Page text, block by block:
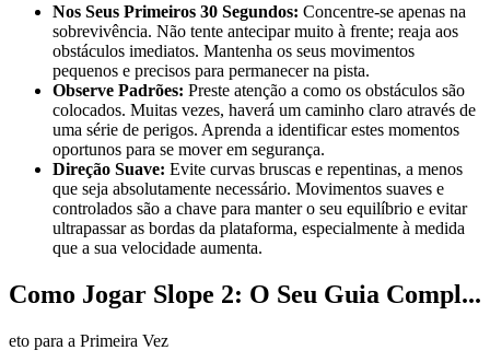
Nos Seus Primeiros 30 Segundos: Concentre-se apenas na
sobrevivência. Não tente antecipar muito à frente; reaja aos
obstáculos imediatos. Mantenha os seus movimentos
pequenos e precisos para permanecer na pista.
Observe Padrões: Preste atenção a como os obstáculos são
colocados. Muitas vezes, haverá um caminho claro através de
uma série de perigos. Aprenda a identificar estes momentos
oportunos para se mover em segurança.
Direção Suave: Evite curvas bruscas e repentinas, a menos
que seja absolutamente necessário. Movimentos suaves e
controlados são a chave para manter o seu equilíbrio e evitar
ultrapassar as bordas da plataforma, especialmente à medida
que a sua velocidade aumenta.
Como Jogar Slope 2: O Seu Guia Compl...
eto para a Primeira Vez